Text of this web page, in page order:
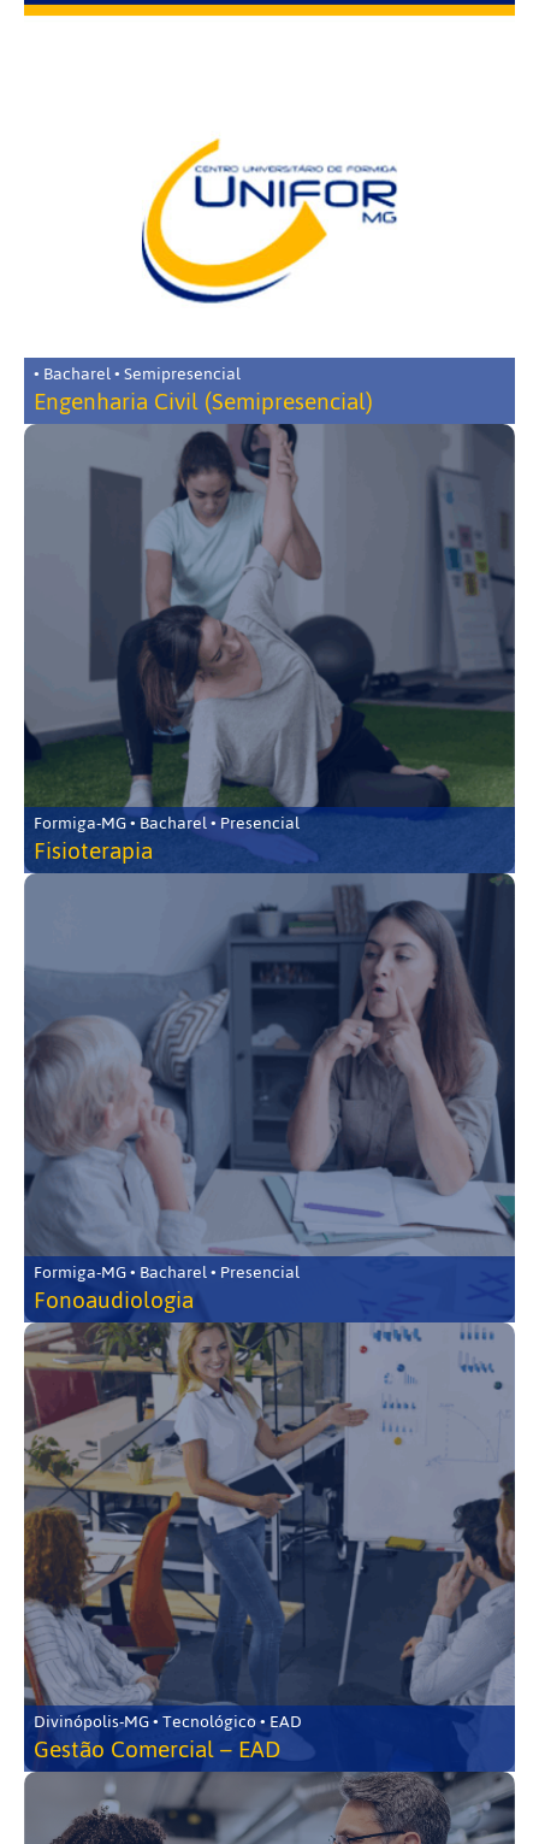
• Bacharel • Semipresencial
Engenharia Civil (Semipresencial)
Formiga-MG • Bacharel • Presencial
Fisioterapia
Formiga-MG • Bacharel • Presencial
Fonoaudiologia
Divinópolis-MG • Tecnológico • EAD
Gestão Comercial – EAD